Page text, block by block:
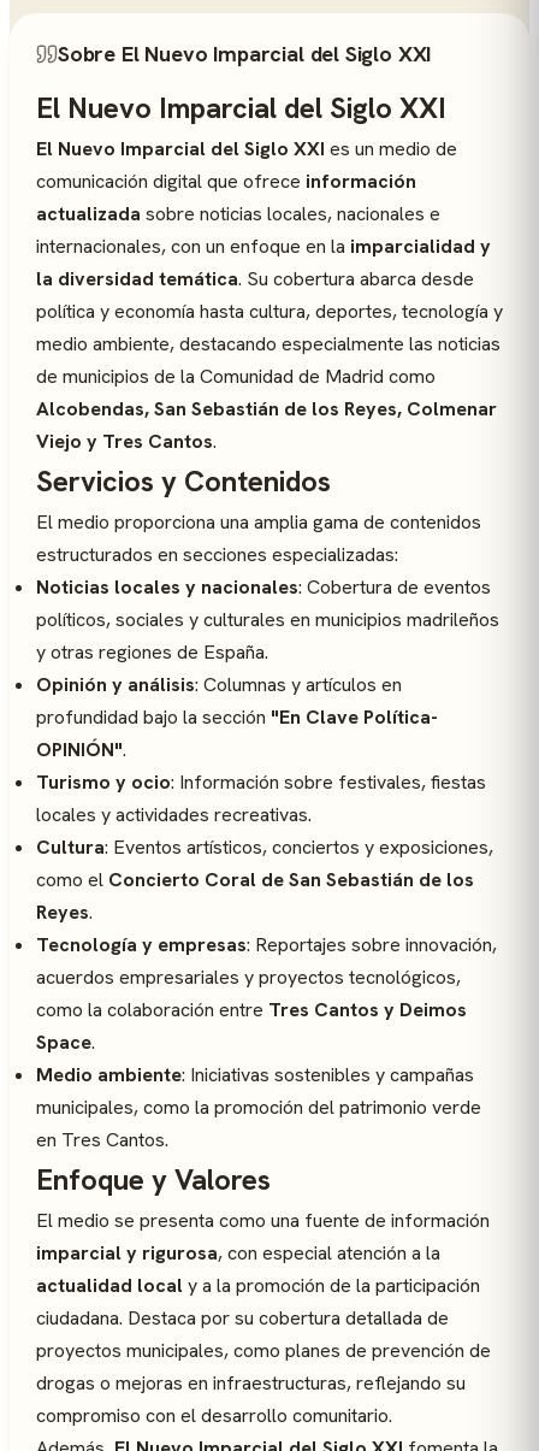
Sobre El Nuevo Imparcial del Siglo XXI
El Nuevo Imparcial del Siglo XXI
El Nuevo Imparcial del Siglo XXI es un medio de
comunicación digital que ofrece información
actualizada sobre noticias locales, nacionales e
internacionales, con un enfoque en la imparcialidad y
la diversidad temática. Su cobertura abarca desde
política y economía hasta cultura, deportes, tecnología y
medio ambiente, destacando especialmente las noticias
de municipios de la Comunidad de Madrid como
Alcobendas, San Sebastián de los Reyes, Colmenar
Viejo y Tres Cantos.
Servicios y Contenidos
El medio proporciona una amplia gama de contenidos
estructurados en secciones especializadas:
Noticias locales y nacionales: Cobertura de eventos
políticos, sociales y culturales en municipios madrileños
y otras regiones de España.
Opinión y análisis: Columnas y artículos en
profundidad bajo la sección "En Clave Política-
OPINIÓN".
Turismo y ocio: Información sobre festivales, fiestas
locales y actividades recreativas.
Cultura: Eventos artísticos, conciertos y exposiciones,
como el Concierto Coral de San Sebastián de los
Reyes.
Tecnología y empresas: Reportajes sobre innovación,
acuerdos empresariales y proyectos tecnológicos,
como la colaboración entre Tres Cantos y Deimos
Space.
Medio ambiente: Iniciativas sostenibles y campañas
municipales, como la promoción del patrimonio verde
en Tres Cantos.
Enfoque y Valores
El medio se presenta como una fuente de información
imparcial y rigurosa, con especial atención a la
actualidad localy a la promoción de la participación
ciudadana. Destaca por su cobertura detallada de
proyectos municipales, como planes de prevención de
drogas o mejoras en infraestructuras, reflejando su
compromiso con el desarrollo comunitario.